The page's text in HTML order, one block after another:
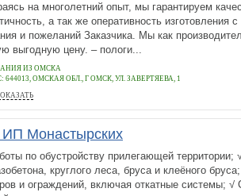
на многолетний опыт, мы гарантируем
а так же оперативность изготовления
и пожеланий Заказчика. Мы как
выгодную цену. – пологи...
ИЗ ОМСКА
644013, ОМСКАЯ ОБЛ., Г ОМСК, УЛ. ЗАВЕРТЯЕВА, 1
Монастырских
по обустройству прилегающей территории;
круглого леса, бруса и клеёного
и ограждений, включая откатные системы; √